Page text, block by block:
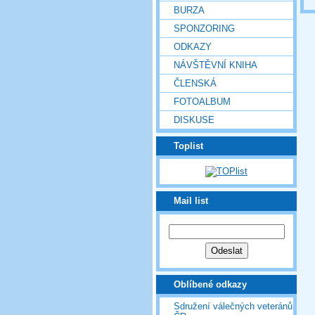
BURZA
SPONZORING
ODKAZY
NÁVŠTĚVNÍ KNIHA
ČLENSKÁ
FOTOALBUM
DISKUSE
Toplist
Mail list
Oblíbené odkazy
Sdružení válečných veteránů